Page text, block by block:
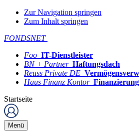
Zur Navigation springen
Zum Inhalt springen
FONDSNET
Foo IT-Dienstleister
BN + Partner Haftungsdach
Reuss Private DE
Haus Finanz Kontor
Startseite
Menü